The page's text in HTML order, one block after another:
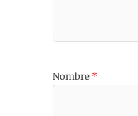
Nombre *